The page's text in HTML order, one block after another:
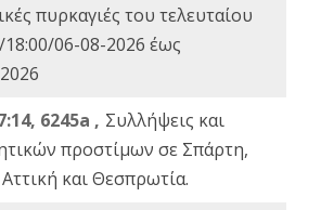
πυρκαγιές του τελευταίου
06-08-2026 έως
6245a , Συλλήψεις και
προστίμων σε Σπάρτη,
και Θεσπρωτία.